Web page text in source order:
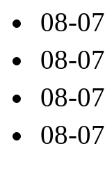
08-07
08-07
08-07
08-07